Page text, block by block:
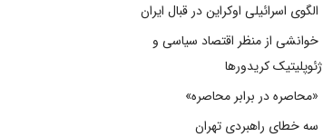
الگوی اسرائیلی اوکراین در قبال ایران
خوانشی از منظر اقتصاد سیاسی و
ژئوپلیتیک کریدورها
«محاصره در برابر محاصره»
سه خطای راهبردی تهران